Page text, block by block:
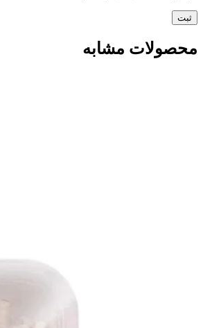
محصولات مشابه